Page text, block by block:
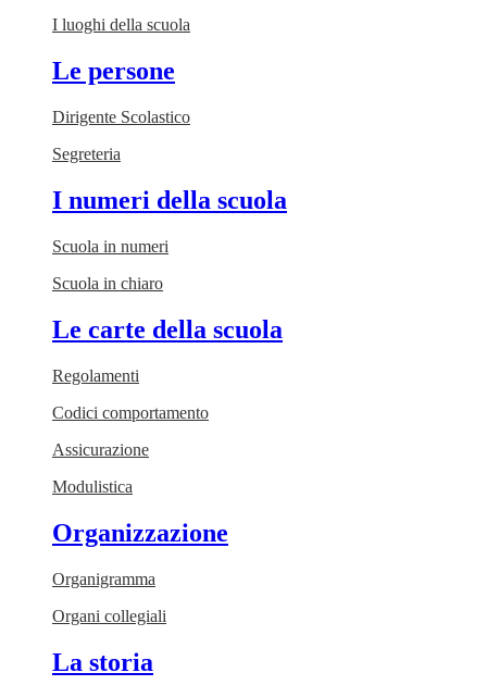
I luoghi della scuola
Le persone
Dirigente Scolastico
Segreteria
I numeri della scuola
Scuola in numeri
Scuola in chiaro
Le carte della scuola
Regolamenti
Codici comportamento
Assicurazione
Modulistica
Organizzazione
Organigramma
Organi collegiali
La storia